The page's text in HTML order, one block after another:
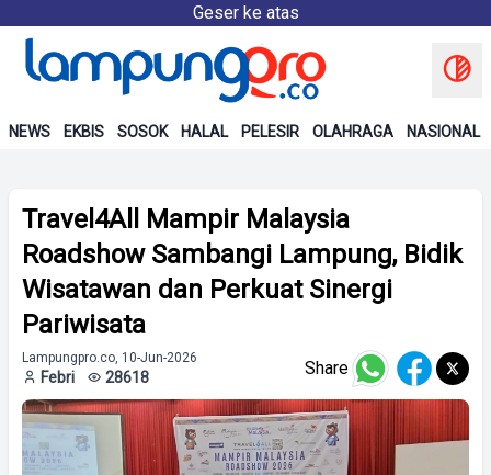
Geser ke atas
NEWS EKBIS SOSOK HALAL PELESIR OLAHRAGA NASIONAL
Travel4All Mampir Malaysia
Roadshow Sambangi Lampung, Bidik
Wisatawan dan Perkuat Sinergi
Pariwisata
Lampungpro.co, 10-Jun-2026
Febri 28618 Share